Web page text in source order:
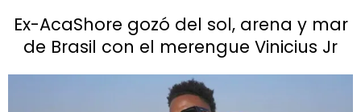
Ex-AcaShore gozó del sol, arena y mar
de Brasil con el merengue Vinicius Jr